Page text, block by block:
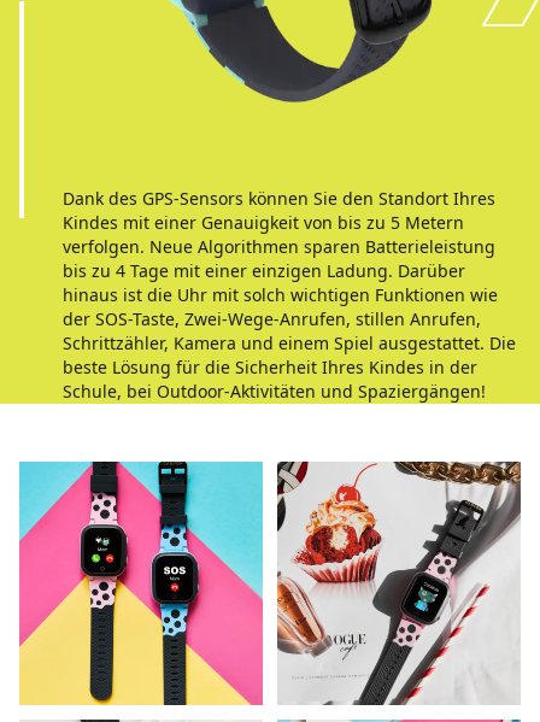
Dank des GPS-Sensors können Sie den Standort Ihres
Kindes mit einer Genauigkeit von bis zu 5 Metern
verfolgen. Neue Algorithmen sparen Batterieleistung
bis zu 4 Tage mit einer einzigen Ladung. Darüber
hinaus ist die Uhr mit solch wichtigen Funktionen wie
der SOS-Taste, Zwei-Wege-Anrufen, stillen Anrufen,
Schrittzähler, Kamera und einem Spiel ausgestattet. Die
beste Lösung für die Sicherheit Ihres Kindes in der
Schule, bei Outdoor-Aktivitäten und Spaziergängen!